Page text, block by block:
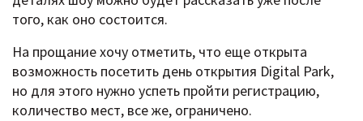
того, как оно состоится.
На прощание хочу отметить, что еще открыта
возможность посетить день открытия Digital Park,
но для этого нужно успеть пройти регистрацию,
количество мест, все же, ограничено.